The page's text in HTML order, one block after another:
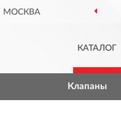
МОСКВА
КАТАЛОГ
Клапаны